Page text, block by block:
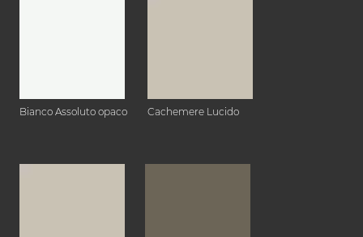
Bianco Assoluto opaco Cachemere Lucido